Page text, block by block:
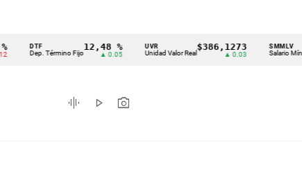
Cintillo
indicadores
económicos
DTF
Dep. Término Fijo
12,48 %
▲ 0.05
UVR
Unidad Valor Real
$386,1273 SMMLV
Salario Mínimo
graphic_eq play_arrow photo_camera